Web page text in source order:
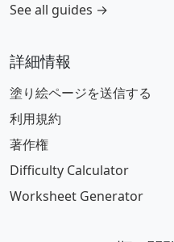
See all guides →
詳細情報
塗り絵ページを送信する
利用規約
著作権
Difficulty Calculator
Worksheet Generator